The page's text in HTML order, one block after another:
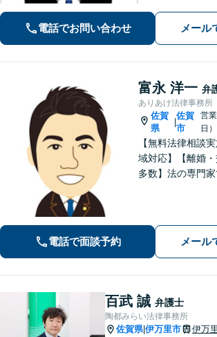
います。早期解
が肝要です。
電話でお問い合わせ メール
富永 洋一 弁
ありあけ法律事務所
佐賀
県
|
佐賀
市
営
日）
【無料法律相談
域対応】【離婚
多数】法の専門家
電話で面談予約 メール
百武 誠 弁護士
陶都みらい法律事務所
佐賀県|伊万里市 伊万